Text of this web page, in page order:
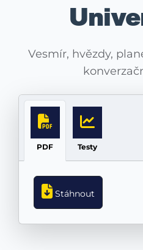
Vesmír, hvězdy,
PDF Testy
Stáhnout